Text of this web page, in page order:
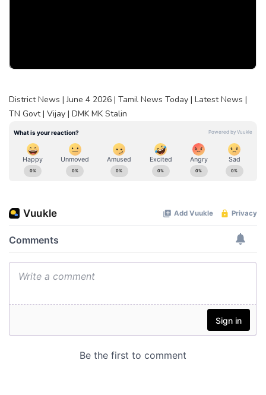
District News | June 4 2026 | Tamil News Today | Latest News |
TN Govt | Vijay | DMK MK Stalin